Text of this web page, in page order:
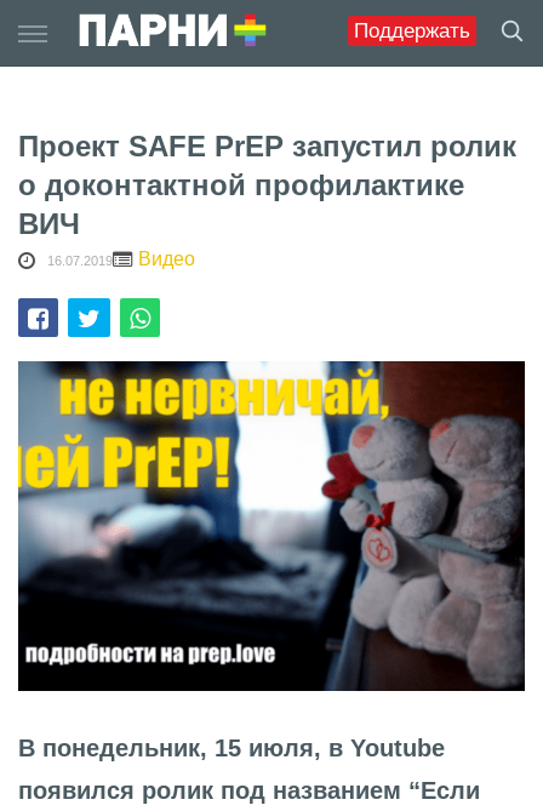
Поддержать
to
content
Проект SAFE PrEP запустил ролик
о доконтактной профилактике
ВИЧ
16.07.2019 Видео
В понедельник, 15 июля, в Youtube
появился ролик под названием “Если